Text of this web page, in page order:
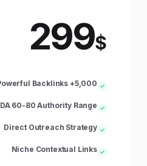
$
299
5,000+ Powerful Backlinks
DA 60-80 Authority Range
Direct Outreach Strategy
Niche Contextual Links